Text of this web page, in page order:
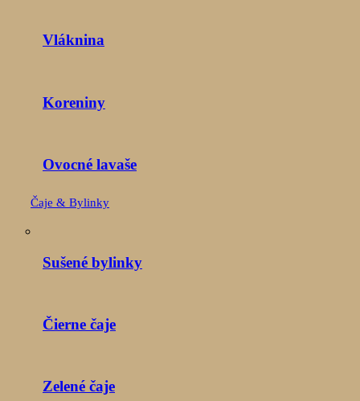
Vláknina
Koreniny
Ovocné lavaše
Čaje & Bylinky
Sušené bylinky
Čierne čaje
Zelené čaje